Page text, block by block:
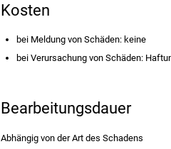
Kosten
bei Meldung von Schäden: keine
bei Verursachung von Schäden:
Bearbeitungsdauer
Abhängig von der Art des Schadens